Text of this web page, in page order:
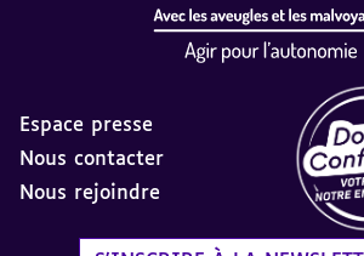
Espace presse
Nous contacter
Nous rejoindre